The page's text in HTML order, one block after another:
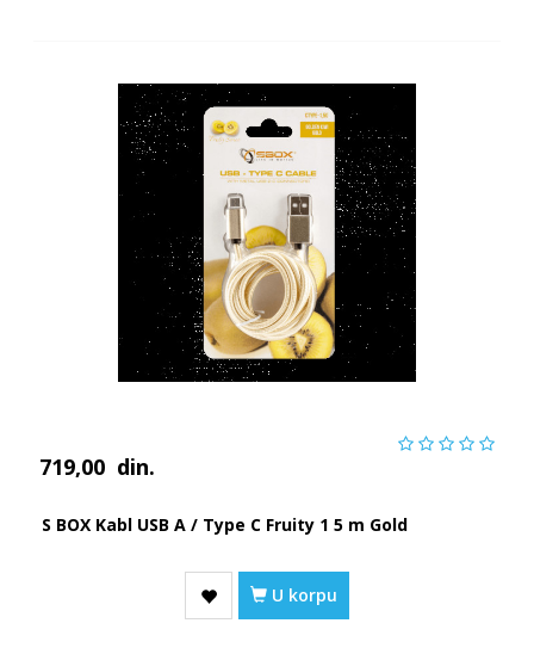
719,00 din.
S BOX Kabl USB A / Type C Fruity 1 5 m Gold
U korpu